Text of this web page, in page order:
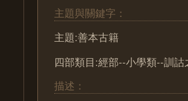
主題與關鍵字：
主題:善本古籍
四部類目:經部--小學類--訓詁
描述：